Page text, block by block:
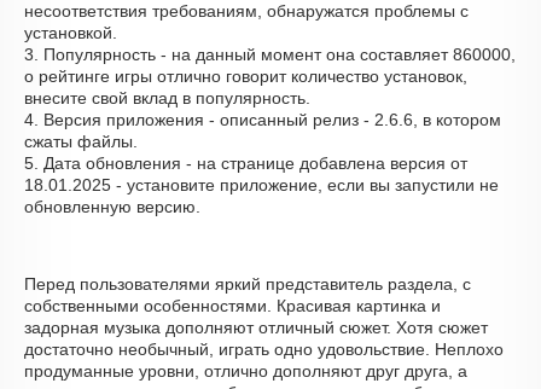
несоответствия требованиям, обнаружатся проблемы с
установкой.
3. Популярность - на данный момент она составляет 860000,
о рейтинге игры отлично говорит количество установок,
внесите свой вклад в популярность.
4. Версия приложения - описанный релиз - 2.6.6, в котором
сжаты файлы.
5. Дата обновления - на странице добавлена версия от
18.01.2025 - установите приложение, если вы запустили не
обновленную версию.
Перед пользователями яркий представитель раздела, с
собственными особенностями. Красивая картинка и
задорная музыка дополняют отличный сюжет. Хотя сюжет
достаточно необычный, играть одно удовольствие. Неплохо
продуманные уровни, отлично дополняют друг друга, а